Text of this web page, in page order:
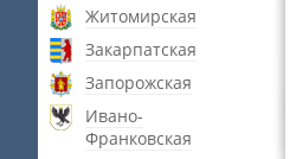
Житомирская
Закарпатская
Запорожская
Ивано-
Франковская